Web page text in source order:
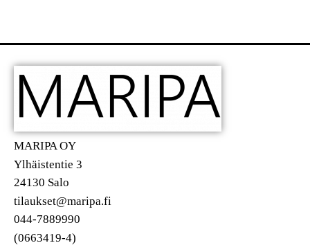
MARIPA OY
Ylhäistentie 3
24130 Salo
tilaukset@maripa.fi
044-7889990
(0663419-4)